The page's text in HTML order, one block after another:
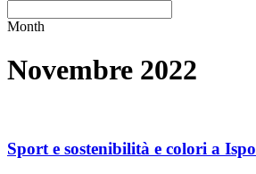
Month
Novembre 2022
Sport e sostenibilità e colori a Ispo